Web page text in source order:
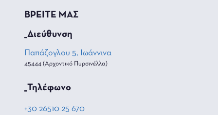
ΒΡΕΙΤΕ ΜΑΣ
_Διεύθυνση
Παπάζογλου 5, Ιωάννινα
45444 (Αρχοντικό Πυρσινέλλα)
_Τηλέφωνο
+30 26510 25 670